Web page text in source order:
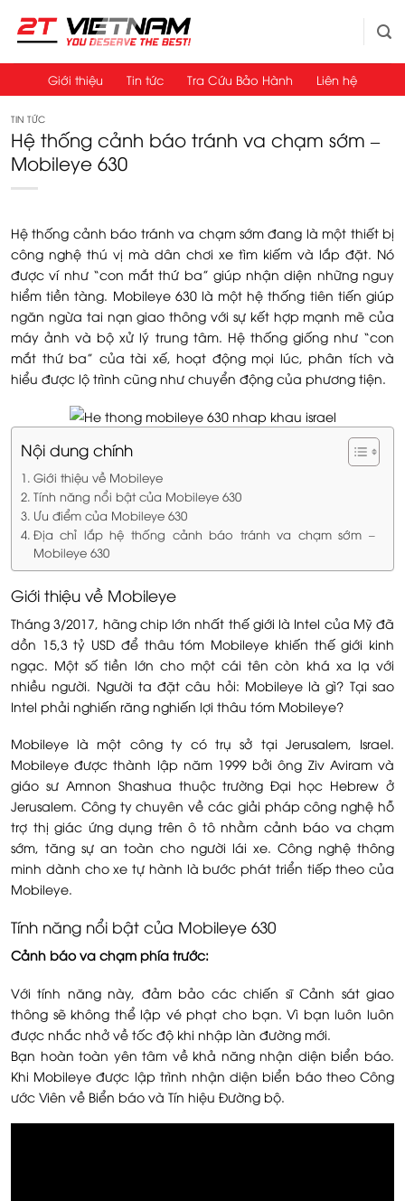
qua
Giới thiệu Tin tức Tra Cứu Bảo Hành Liên hệ
TIN TỨC
Hệ thống cảnh báo tránh va chạm sớm –
Mobileye 630
Hệ thống cảnh báo tránh va chạm sớm đang là một thiết bị
công nghệ thú vị mà dân chơi xe tìm kiếm và lắp đặt. Nó
được ví như “con mắt thứ ba” giúp nhận diện những nguy
hiểm tiền tàng. Mobileye 630 là một hệ thống tiên tiến giúp
ngăn ngừa tai nạn giao thông với sự kết hợp mạnh mẽ của
máy ảnh và bộ xử lý trung tâm. Hệ thống giống như “con
mắt thứ ba” của tài xế, hoạt động mọi lúc, phân tích và
hiểu được lộ trình cũng như chuyển động của phương tiện.
Nội dung chính
Giới thiệu về Mobileye
Tính năng nổi bật của Mobileye 630
Ưu điểm của Mobileye 630
Địa chỉ lắp hệ thống cảnh báo tránh va chạm sớm –
Mobileye 630
Giới thiệu về Mobileye
Tháng 3/2017, hãng chip lớn nhất thế giới là Intel của Mỹ đã
dồn 15,3 tỷ USD để thâu tóm Mobileye khiến thế giới kinh
ngạc. Một số tiền lớn cho một cái tên còn khá xa lạ với
nhiều người. Người ta đặt câu hỏi: Mobileye là gì? Tại sao
Intel phải nghiến răng nghiến lợi thâu tóm Mobileye?
Mobileye là một công ty có trụ sở tại Jerusalem, Israel.
Mobileye được thành lập năm 1999 bởi ông Ziv Aviram và
giáo sư Amnon Shashua thuộc trường Đại học Hebrew ở
Jerusalem. Công ty chuyên về các giải pháp công nghệ hỗ
trợ thị giác ứng dụng trên ô tô nhằm cảnh báo va chạm
sớm, tăng sự an toàn cho người lái xe. Công nghệ thông
minh dành cho xe tự hành là bước phát triển tiếp theo của
Mobileye.
Tính năng nổi bật của Mobileye 630
Cảnh báo va chạm phía trước:
Với tính năng này, đảm bảo các chiến sĩ Cảnh sát giao
thông sẽ không thể lập vé phạt cho bạn. Vì bạn luôn luôn
được nhắc nhở về tốc độ khi nhập làn đường mới.
Bạn hoàn toàn yên tâm về khả năng nhận diện biển báo.
Khi Mobileye được lập trình nhận diện biển báo theo Công
ước Viên về Biển báo và Tín hiệu Đường bộ.